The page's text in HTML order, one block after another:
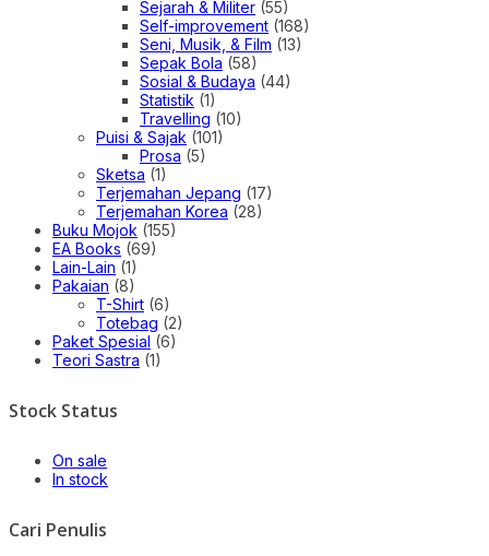
Sejarah & Militer (55)
Self-improvement (168)
Seni, Musik, & Film (13)
Sepak Bola (58)
Sosial & Budaya (44)
Statistik (1)
Travelling (10)
Puisi & Sajak (101)
Prosa (5)
Sketsa (1)
Terjemahan Jepang (17)
Terjemahan Korea (28)
Buku Mojok (155)
EA Books (69)
Lain-Lain (1)
Pakaian (8)
T-Shirt (6)
Totebag (2)
Paket Spesial (6)
Teori Sastra (1)
Stock Status
On sale
In stock
Cari Penulis